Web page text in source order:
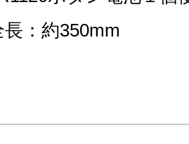
長：約350mm